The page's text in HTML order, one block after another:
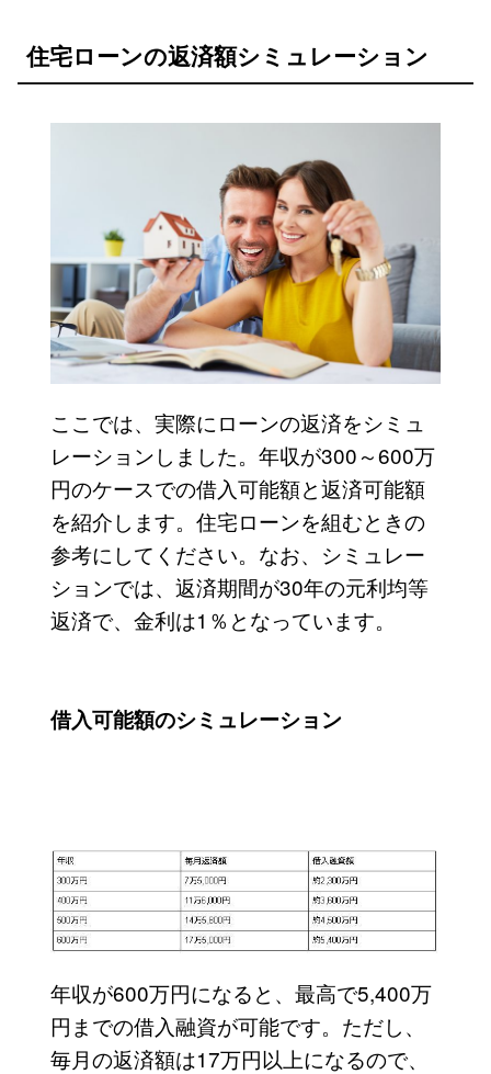
住宅ローンの返済額シミュレーション
ここでは、実際にローンの返済をシミュ
レーションしました。年収が300～600万
円のケースでの借入可能額と返済可能額
を紹介します。住宅ローンを組むときの
参考にしてください。なお、シミュレー
ションでは、返済期間が30年の元利均等
返済で、金利は1％となっています。
借入可能額のシミュレーション
年収が600万円になると、最高で5,400万
円までの借入融資が可能です。ただし、
毎月の返済額は17万円以上になるので、